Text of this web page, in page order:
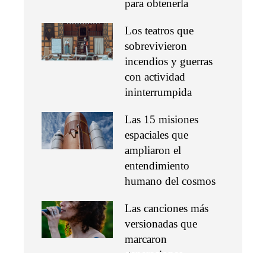
para obtenerla
Los teatros que
sobrevivieron
incendios y guerras
con actividad
ininterrumpida
Las 15 misiones
espaciales que
ampliaron el
entendimiento
humano del cosmos
Las canciones más
versionadas que
marcaron